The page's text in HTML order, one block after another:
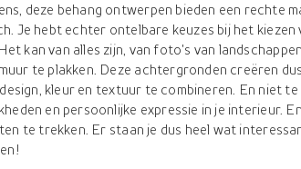
deze behang ontwerpen bieden een rechte
Je hebt echter ontelbare keuzes bij het kiezen
kan van alles zijn, van foto's van
te plakken. Deze achtergronden creëren
kleur en textuur te combineren. En niet
en persoonlijke expressie in je interieur.
te trekken. Er staan je dus heel wat